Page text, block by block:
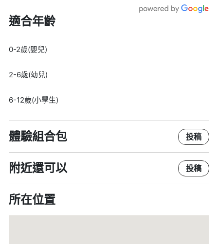
適合年齡
0-2歲(嬰兒)
2-6歲(幼兒)
6-12歲(小學生)
體驗組合包 投稿
附近還可以 投稿
所在位置